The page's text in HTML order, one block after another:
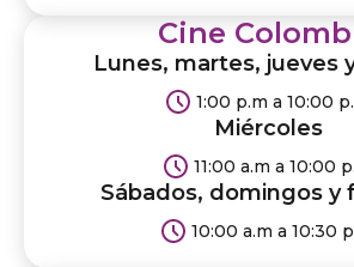
Cine
Lunes, martes, jueves
1:00 p.m a 10:00
Miércoles
11:00 a.m a 10:00
Sábados, domingos y
10:00 a.m a 10:30